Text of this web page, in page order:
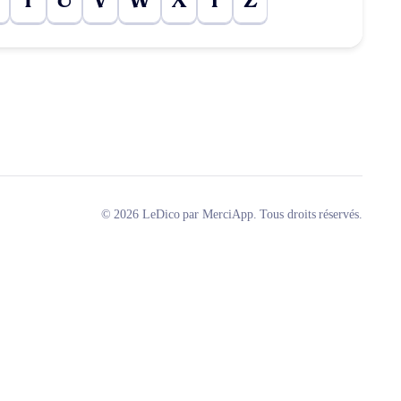
© 2026 LeDico par MerciApp. Tous droits réservés.